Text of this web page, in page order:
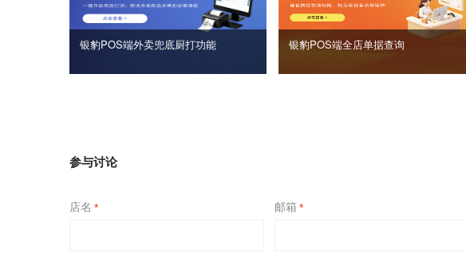
银豹POS端外卖兜底厨打功能 银豹POS端全店单据查询
参与讨论
店名 * 邮箱 *